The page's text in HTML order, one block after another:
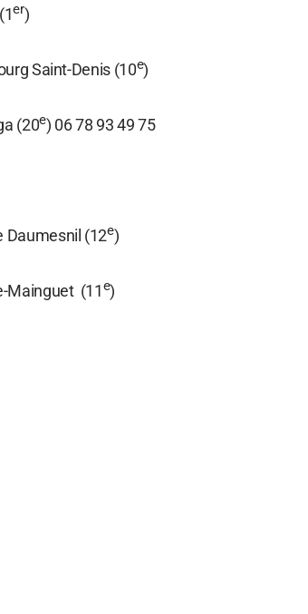
er)
Saint-Denis (10e)
(20e) 06 78 93 49 75
Daumesnil (12e)
Mainguet (11e)